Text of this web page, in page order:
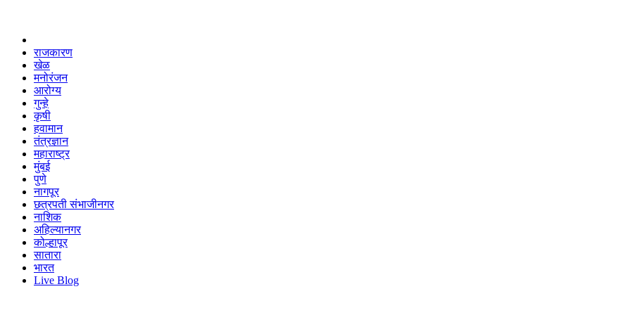
राजकारण
खेळ
मनोरंजन
आरोग्य
गुन्हे
कृषी
हवामान
तंत्रज्ञान
महाराष्ट्र
मुंबई
पुणे
नागपूर
छत्रपती संभाजीनगर
नाशिक
अहिल्यानगर
कोल्हापूर
सातारा
भारत
Live Blog